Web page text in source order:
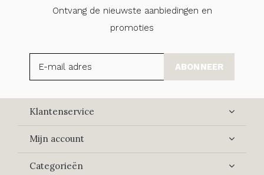
Ontvang de nieuwste aanbiedingen en
promoties
ABONNEER
Klantenservice
Mijn account
Categorieën